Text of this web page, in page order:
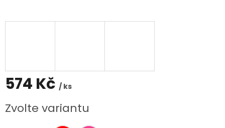
574 Kč / ks
cena:
Zvolte variantu